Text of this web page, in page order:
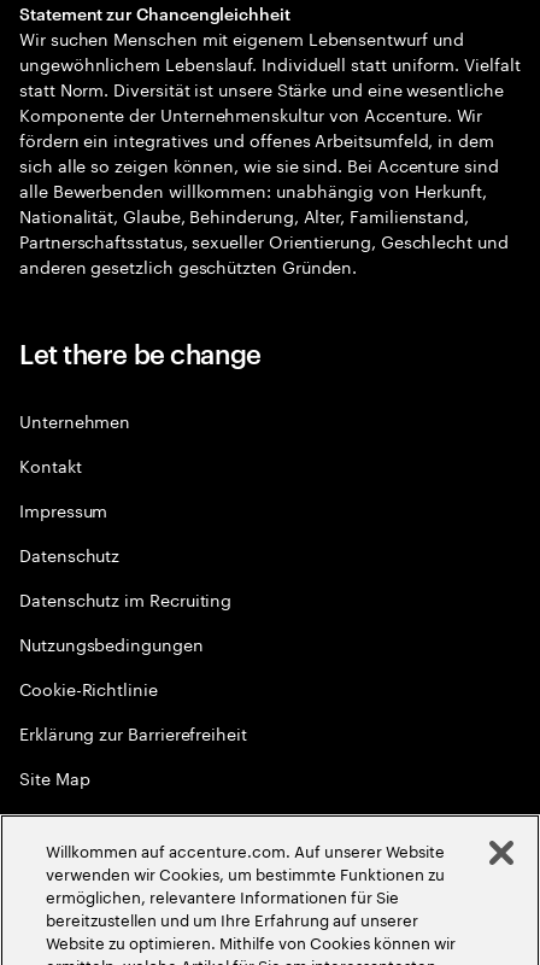
Statement zur Chancengleichheit
Wir suchen Menschen mit eigenem Lebensentwurf und
ungewöhnlichem Lebenslauf. Individuell statt uniform. Vielfalt
statt Norm. Diversität ist unsere Stärke und eine wesentliche
Komponente der Unternehmenskultur von Accenture. Wir
fördern ein integratives und offenes Arbeitsumfeld, in dem
sich alle so zeigen können, wie sie sind. Bei Accenture sind
alle Bewerbenden willkommen: unabhängig von Herkunft,
Nationalität, Glaube, Behinderung, Alter, Familienstand,
Partnerschaftsstatus, sexueller Orientierung, Geschlecht und
anderen gesetzlich geschützten Gründen.
Let there be change
Unternehmen
Kontakt
Impressum
Datenschutz
Datenschutz im Recruiting
Nutzungsbedingungen
Cookie-Richtlinie
Erklärung zur Barrierefreiheit
Site Map
Globale Meritokratie
2026Accenture. Alle Rechte vorbehalten
Willkommen auf accenture.com. Auf unserer Website
verwenden wir Cookies, um bestimmte Funktionen zu
ermöglichen, relevantere Informationen für Sie
bereitzustellen und um Ihre Erfahrung auf unserer
Website zu optimieren. Mithilfe von Cookies können wir